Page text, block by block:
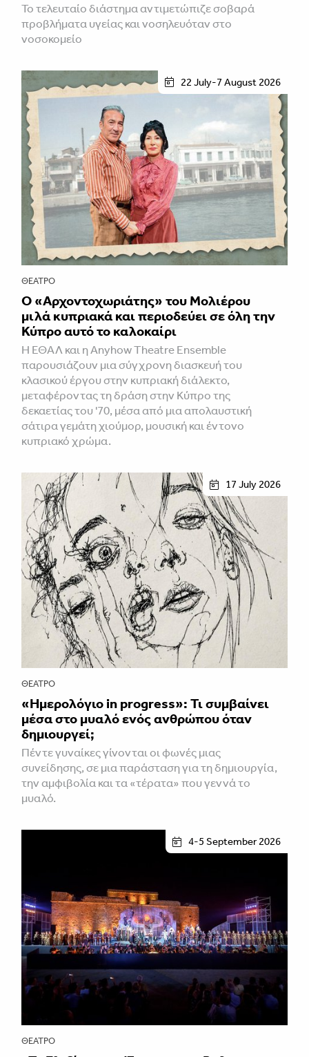
Το τελευταίο διάστημα αντιμετώπιζε σοβαρά
προβλήματα υγείας και νοσηλευόταν στο
νοσοκομείο
22 July-7 August 2026
ΘΈΑΤΡΟ
Ο «Αρχοντοχωριάτης» του Μολιέρου
μιλά κυπριακά και περιοδεύει σε όλη την
Κύπρο αυτό το καλοκαίρι
Η ΕΘΑΛ και η Anyhow Theatre Ensemble
παρουσιάζουν μια σύγχρονη διασκευή του
κλασικού έργου στην κυπριακή διάλεκτο,
μεταφέροντας τη δράση στην Κύπρο της
δεκαετίας του '70, μέσα από μια απολαυστική
σάτιρα γεμάτη χιούμορ, μουσική και έντονο
κυπριακό χρώμα.
17 July 2026
ΘΈΑΤΡΟ
«Ημερολόγιο in progress»: Τι συμβαίνει
μέσα στο μυαλό ενός ανθρώπου όταν
δημιουργεί;
Πέντε γυναίκες γίνονται οι φωνές μιας
συνείδησης, σε μια παράσταση για τη δημιουργία,
την αμφιβολία και τα «τέρατα» που γεννά το
μυαλό.
4-5 September 2026
ΘΈΑΤΡΟ